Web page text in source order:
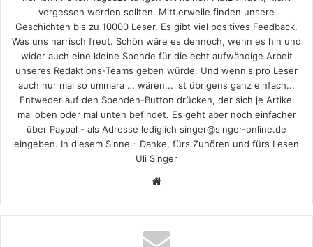
vergessen werden sollten. Mittlerweile finden unsere
Geschichten bis zu 10000 Leser. Es gibt viel positives Feedback.
Was uns narrisch freut. Schön wäre es dennoch, wenn es hin und
wider auch eine kleine Spende für die echt aufwändige Arbeit
unseres Redaktions-Teams geben würde. Und wenn's pro Leser
auch nur mal so ummara … wären... ist übrigens ganz einfach...
Entweder auf den Spenden-Button drücken, der sich je Artikel
mal oben oder mal unten befindet. Es geht aber noch einfacher
über Paypal - als Adresse lediglich singer@singer-online.de
eingeben. In diesem Sinne - Danke, fürs Zuhören und fürs Lesen
Uli Singer